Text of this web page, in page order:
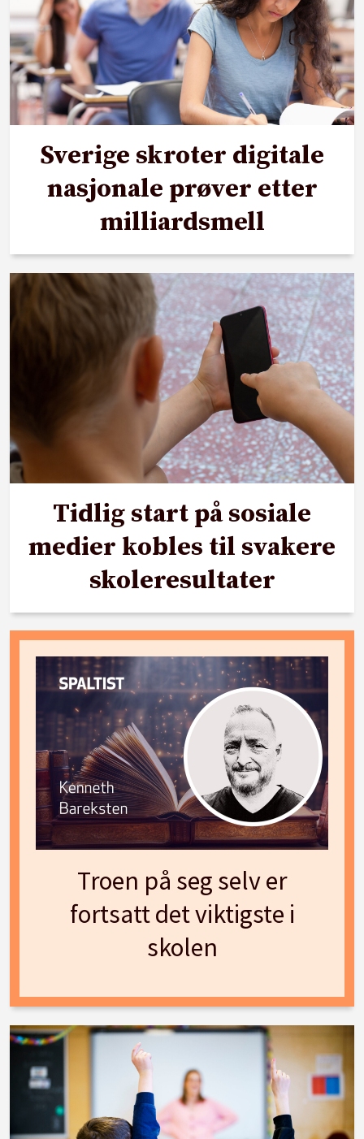
Sverige skroter digitale
nasjonale prøver etter
milliardsmell
Tidlig start på sosiale
medier kobles til svakere
skoleresultater
Troen på seg selv er
fortsatt det viktigste i
skolen